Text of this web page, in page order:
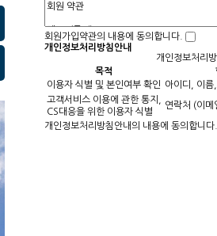
회원가입약관의 내용에 동의합니다.
개인정보처리방침안내
개인정보처리
목적
이용자 식별 및 본인여부 확인 아이디, 이름
고객서비스 이용에 관한 통지,
CS대응을 위한 이용자 식별
연락처 (이메
개인정보처리방침안내의 내용에 동의합니다.